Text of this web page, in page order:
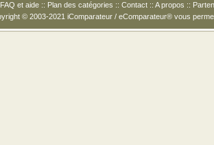
FAQ et aide :: Plan des catégories :: Contact :: A propos ::
© 2003-2021 iComparateur / eComparateur® vous